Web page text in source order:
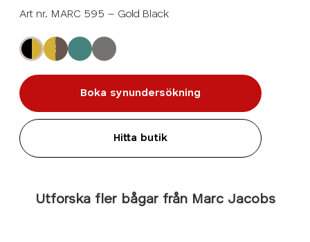
Art nr. MARC 595 – Gold Black
Boka synundersökning
Hitta butik
Utforska fler bågar från Marc Jacobs